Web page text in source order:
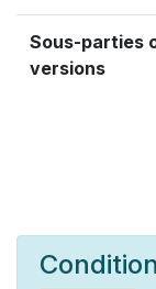
Sous-parties
versions